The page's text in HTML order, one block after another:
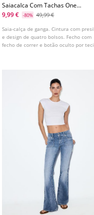
Saiacalca Com Tachas One
Dilemma
9,99 € -80% 49,99 €
Saia-calça de ganga. Cintura com
e design de quatro bolsos. Fecho com
fecho de correr e botão oculto por